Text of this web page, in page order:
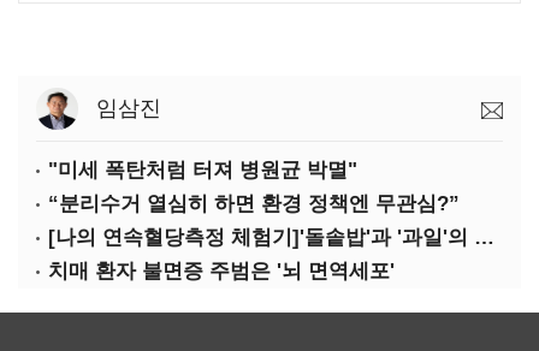
임삼진
"미세 폭탄처럼 터져 병원균 박멸"
“분리수거 열심히 하면 환경 정책엔 무관심?”
[나의 연속혈당측정 체험기]'돌솥밥'과 '과일'의 놀라운 배신
치매 환자 불면증 주범은 '뇌 면역세포'